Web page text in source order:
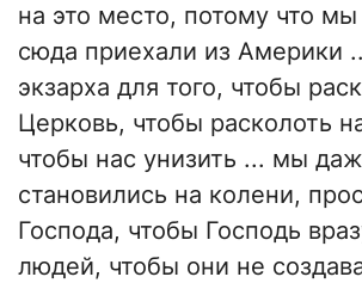
на это место, потому что
сюда приехали из Америки
экзарха для того, чтобы
Церковь, чтобы расколоть
чтобы нас унизить ... мы
становились на колени,
Господа, чтобы Господь
людей, чтобы они не